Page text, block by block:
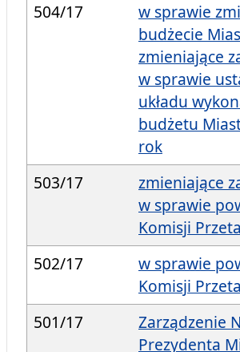
504/17
w sprawie
budżecie
zmieniające
w sprawie
układu
budżetu
rok
503/17
zmieniające
w sprawie
Komisji
502/17
w sprawie
Komisji
501/17
Zarządzenie
Prezydenta